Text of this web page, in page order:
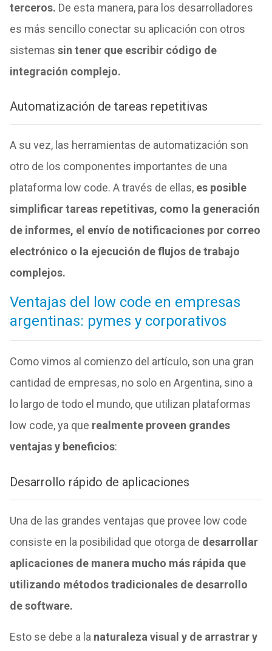
terceros. De esta manera, para los desarrolladores
es más sencillo conectar su aplicación con otros
sistemas sin tener que escribir código de
integración complejo.
Automatización de tareas repetitivas
A su vez, las herramientas de automatización son
otro de los componentes importantes de una
plataforma low code. A través de ellas, es posible
simplificar tareas repetitivas, como la generación
de informes, el envío de notificaciones por correo
electrónico o la ejecución de flujos de trabajo
complejos.
Ventajas del low code en empresas
argentinas: pymes y corporativos
Como vimos al comienzo del artículo, son una gran
cantidad de empresas, no solo en Argentina, sino a
lo largo de todo el mundo, que utilizan plataformas
low code, ya que realmente proveen grandes
ventajas y beneficios:
Desarrollo rápido de aplicaciones
Una de las grandes ventajas que provee low code
consiste en la posibilidad que otorga de desarrollar
aplicaciones de manera mucho más rápida que
utilizando métodos tradicionales de desarrollo
de software.
Esto se debe a la naturaleza visual y de arrastrar y